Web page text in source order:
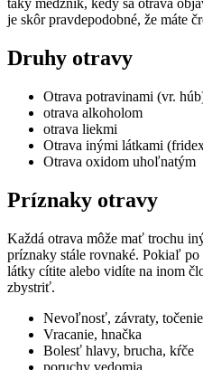
je skôr pravdepodobné, že máte
Druhy otravy
Otrava potravinami (vr.
otrava alkoholom
otrava liekmi
Otrava inými látkami
Otrava oxidom uhoľnatým
Príznaky otravy
Každá otrava môže mať trochu
príznaky stále rovnaké. Pokiaľ
látky cítite alebo vidíte na inom
zbystriť.
Nevoľnosť, závraty,
Vracanie, hnačka
Bolesť hlavy, brucha, kŕče
poruchy vedomia